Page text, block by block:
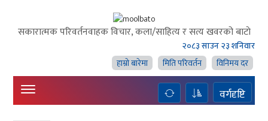
सकारात्मक परिवर्तनवाहक विचार, कला/साहित्य र सत्य खवरको बाटाे
२०८३ साउन २३ शनिवार
हाम्राे बारेमा
मिति परिवर्तन विनिमय दर
वर्गदृष्टि